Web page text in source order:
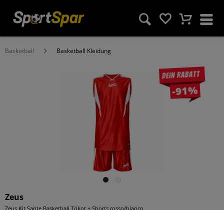
Basketball Basketball Kleidung
Dein Rabatt
-91%
Zeus
Zeus Kit Sante Basketball Trikot + Shorts rosso/bianco